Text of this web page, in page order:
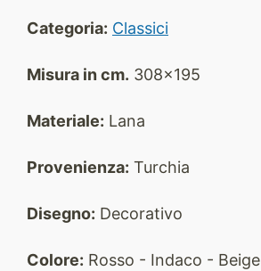
Categoria: Classici
Misura in cm. 308x195
Materiale: Lana
Provenienza: Turchia
Disegno: Decorativo
Colore: Rosso - Indaco - Beige